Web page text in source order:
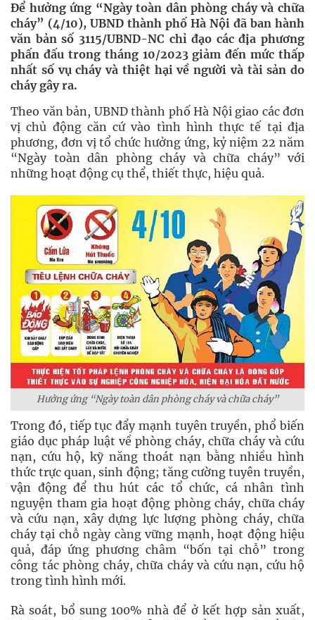
Để hưởng ứng “Ngày toàn dân phòng cháy và chữa
cháy” (4/10), UBND thành phố Hà Nội đã ban hành
văn bản số 3115/UBND-NC chỉ đạo các địa phương
phấn đấu trong tháng 10/2023 giảm đến mức thấp
nhất số vụ cháy và thiệt hại về người và tài sản do
cháy gây ra.
Theo văn bản, UBND thành phố Hà Nội giao các đơn
vị chủ động căn cứ vào tình hình thực tế tại địa
phương, đơn vị tổ chức hưởng ứng, kỷ niệm 22 năm
“Ngày toàn dân phòng cháy và chữa cháy” với
những hoạt động cụ thể, thiết thực, hiệu quả.
Hưởng ứng “Ngày toàn dân phòng cháy và chữa cháy”
Trong đó, tiếp tục đẩy mạnh tuyên truyền, phổ biến
giáo dục pháp luật về phòng cháy, chữa cháy và cứu
nạn, cứu hộ, kỹ năng thoát nạn bằng nhiều hình
thức trực quan, sinh động; tăng cường tuyên truyền,
vận động để thu hút các tổ chức, cá nhân tình
nguyện tham gia hoạt động phòng cháy, chữa cháy
và cứu nạn, xây dựng lực lượng phòng cháy, chữa
cháy tại chỗ ngày càng vững mạnh, hoạt động hiệu
quả, đáp ứng phương châm “bốn tại chỗ” trong
công tác phòng cháy, chữa cháy và cứu nạn, cứu hộ
trong tình hình mới.
Rà soát, bổ sung 100% nhà để ở kết hợp sản xuất,